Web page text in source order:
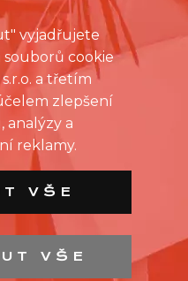
vyjadřujete
souborů cookie
a třetím
zlepšení
analýzy a
reklamy.
VŠE
VŠE